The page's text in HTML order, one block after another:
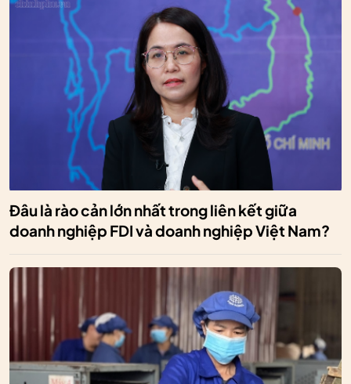
Đâu là rào cản lớn nhất trong liên kết giữa
doanh nghiệp FDI và doanh nghiệp Việt Nam?